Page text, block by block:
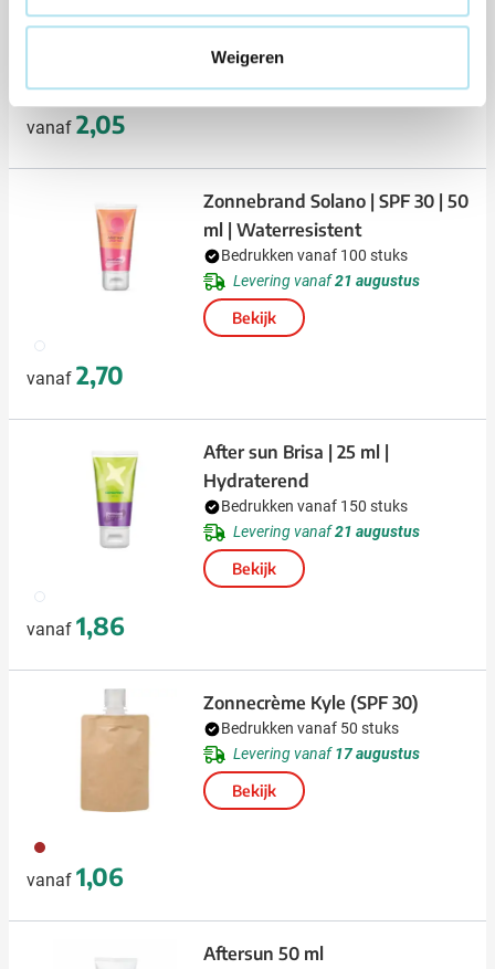
Weigeren
002
vanaf 2,05
Levering vanaf21 augustus
Bekijk
002
vanaf 2,70
Zonnebrand Solano | SPF 30 | 50
ml | Waterresistent
Bedrukken vanaf 100 stuks
Levering vanaf21 augustus
Bekijk
002
vanaf 1,86
After sun Brisa | 25 ml |
Hydraterend
Bedrukken vanaf 150 stuks
Levering vanaf21 augustus
Bekijk
011
vanaf 1,06
Zonnecrème Kyle (SPF 30)
Bedrukken vanaf 50 stuks
Levering vanaf17 augustus
Bekijk
Aftersun 50 ml